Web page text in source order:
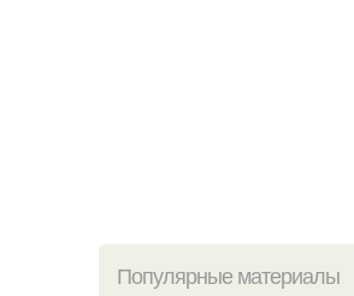
Популярные материалы